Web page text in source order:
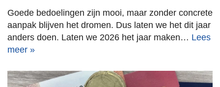
Goede bedoelingen zijn mooi, maar zonder concrete
aanpak blijven het dromen. Dus laten we het dit jaar
anders doen. Laten we 2026 het jaar maken… Lees
meer »